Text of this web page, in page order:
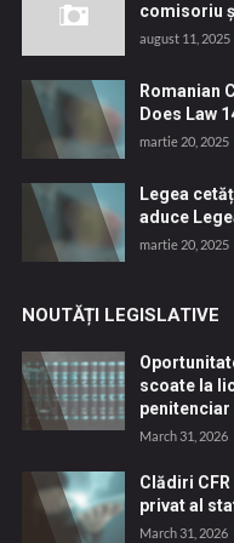
comisoriu
august 11, 2025
Romanian
Does Law
martie 20, 2025
Legea
aduce
martie 20, 2025
NOUTĂȚI LEGISLATIVE
scoate la
penitenciar
March 31, 2026
Clădiri
privat al
March 31, 2026